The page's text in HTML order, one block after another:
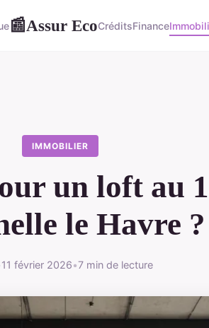
📰Assur EcoCréditsFinance
IMMOBILIER
un loft au
le Havre ?
11 février 2026•7 min de lecture